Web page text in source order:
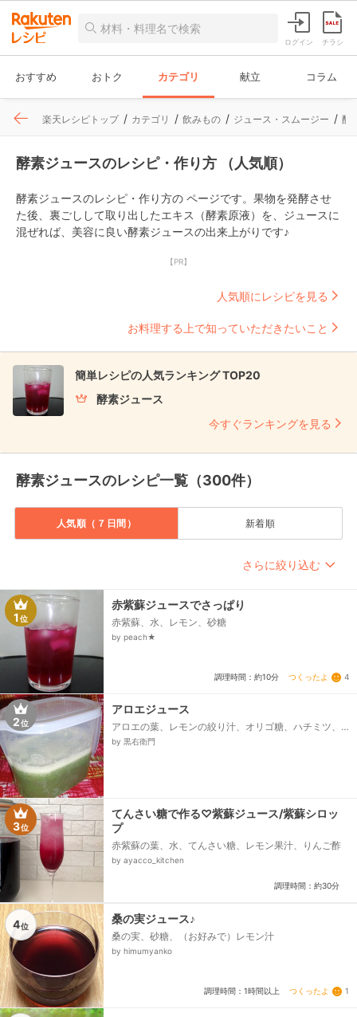
ログイン チラシ
おすすめ おトク カテゴリ 献立 コラム
楽天レシピトップ カテゴリ 飲みもの ジュース・スムージー 酵
酵素ジュースのレシピ・作り方 （人気順）
酵素ジュースのレシピ・作り方の ページです。果物を発酵させ
た後、裏ごしして取り出したエキス（酵素原液）を、ジュースに
混ぜれば、美容に良い酵素ジュースの出来上がりです♪
【PR】
人気順にレシピを見る
お料理する上で知っていただきたいこと
簡単レシピの人気ランキング TOP20
酵素ジュース
今すぐランキングを見る
酵素ジュースのレシピ一覧（300件）
人気順（７日間） 新着順
さらに絞り込む
1位
赤紫蘇ジュースでさっぱり
赤紫蘇、水、レモン、砂糖
by peach★
調理時間：約10分 つくったよ 4
2位
アロエジュース
アロエの葉、レモンの絞り汁、オリゴ糖、ハチミツ、
ミネラルウォーター
by 黒右衛門
3位
てんさい糖で作る♡紫蘇ジュース/紫蘇シロッ
プ
赤紫蘇の葉、水、てんさい糖、レモン果汁、りんご酢
by ayacco_kitchen
調理時間：約30分
4位
桑の実ジュース♪
桑の実、砂糖、（お好みで）レモン汁
by himumyanko
調理時間：1時間以上 つくったよ 1